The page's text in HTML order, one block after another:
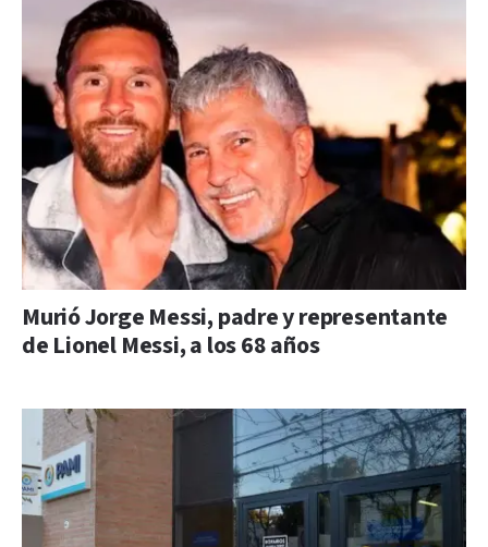
Murió Jorge Messi, padre y representante
de Lionel Messi, a los 68 años